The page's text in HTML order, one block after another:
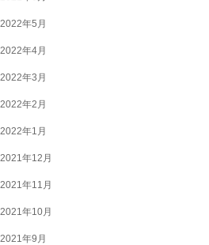
2022年5月
2022年4月
2022年3月
2022年2月
2022年1月
2021年12月
2021年11月
2021年10月
2021年9月